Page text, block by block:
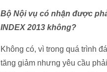
Bộ Nội vụ có nhận được
INDEX 2013 không?
Không có, vì trong quá trình
tăng giảm nhưng yêu cầu